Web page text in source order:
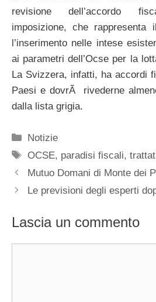
revisione dell’accordo
imposizione, che
l’inserimento nelle intese
ai parametri dell’Ocse per la
La Svizzera, infatti, ha accordi
Paesi e dovrÃ rivederne
dalla lista grigia.
Categorie
Notizie
Tag
OCSE, paradisi fiscali,
Mutuo Domani di Monte dei
Le previsioni degli esperti
Lascia un commento